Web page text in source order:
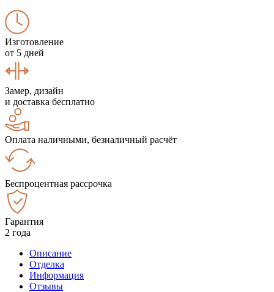
Изготовление
от 5 дней
Замер, дизайн
и доставка бесплатно
Оплата наличными, безналичный расчёт
Беспроцентная рассрочка
Гарантия
2 года
Описание
Отделка
Информация
Отзывы